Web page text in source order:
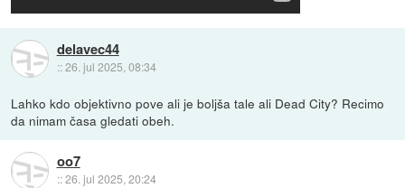
delavec44
::26. jul 2025, 08:34
Lahko kdo objektivno pove ali je boljša tale ali Dead City? Recimo
da nimam časa gledati obeh.
oo7
::26. jul 2025, 20:24